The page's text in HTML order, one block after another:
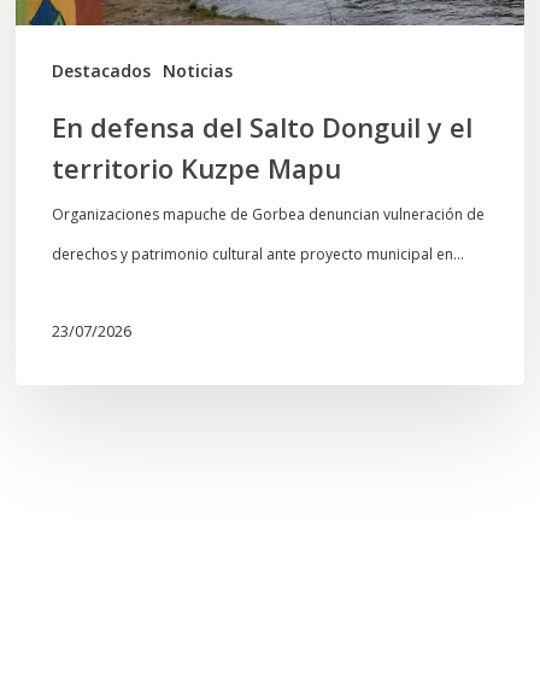
Destacados Noticias
Kuzpe
Mapu
En defensa del Salto Donguil y el
territorio Kuzpe Mapu
Organizaciones mapuche de Gorbea denuncian vulneración de
derechos y patrimonio cultural ante proyecto municipal en…
23/07/2026